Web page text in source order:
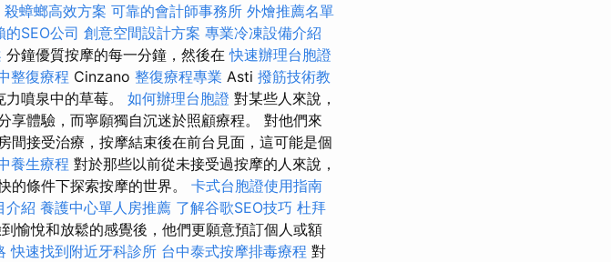
殺蟑螂高效方案 可靠的會計師事務所 外燴推薦名單
的SEO公司 創意空間設計方案 專業冷凍設備介紹
分鐘優質按摩的每一分鐘，然後在快速辦理台胞證
整復療程 Cinzano 整復療程專業 Asti 撥筋技術教
噴泉中的草莓。 如何辦理台胞證 對某些人來說，
享體驗，而寧願獨自沉迷於照顧療程。 對他們來
間接受治療，按摩結束後在前台見面，這可能是個
養生療程 對於那些以前從未接受過按摩的​​人來說，
的條件下探索按摩的世界。 卡式台胞證使用指南
介紹 養護中心單人房推薦 了解谷歌SEO技巧 杜拜
愉悅和放鬆的感覺後，他們更願意預訂個人或額
快速找到附近牙科診所 台中泰式按摩排毒療程 對